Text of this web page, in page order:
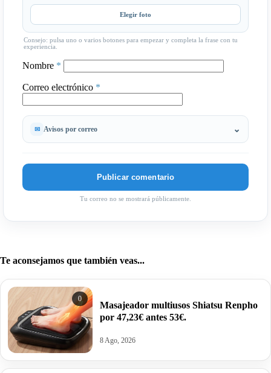
Elegir foto
Consejo: pulsa uno o varios botones para empezar y completa la frase con tu
experiencia.
Nombre *
Correo electrónico *
Avisos por correo
Tu correo no se mostrará públicamente.
Te aconsejamos que también veas...
0
Masajeador multiusos Shiatsu Renpho
por 47,23€ antes 53€.
8 Ago, 2026